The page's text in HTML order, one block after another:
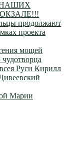
продолжают
проекта
мощей
Руси Кирилл
Марии